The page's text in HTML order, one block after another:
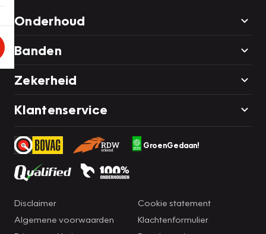
Onderhoud
Banden
Zekerheid
Klantenservice
GroenGedaan!
Disclaimer
Algemene voorwaarden
Cookie statement
Klachtenformulier